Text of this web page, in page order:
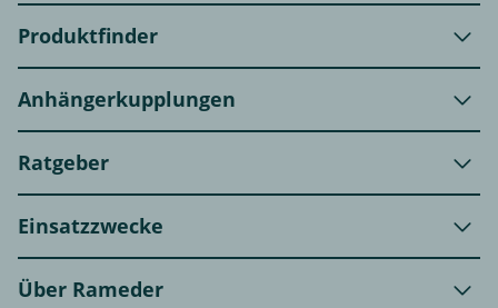
Produktfinder
Anhängerkupplungen
Ratgeber
Einsatzzwecke
Über Rameder